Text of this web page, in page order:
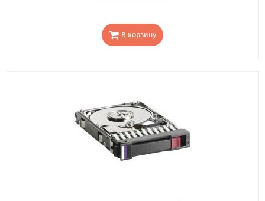
В корзину